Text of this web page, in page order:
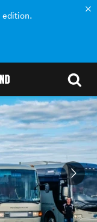
edition.